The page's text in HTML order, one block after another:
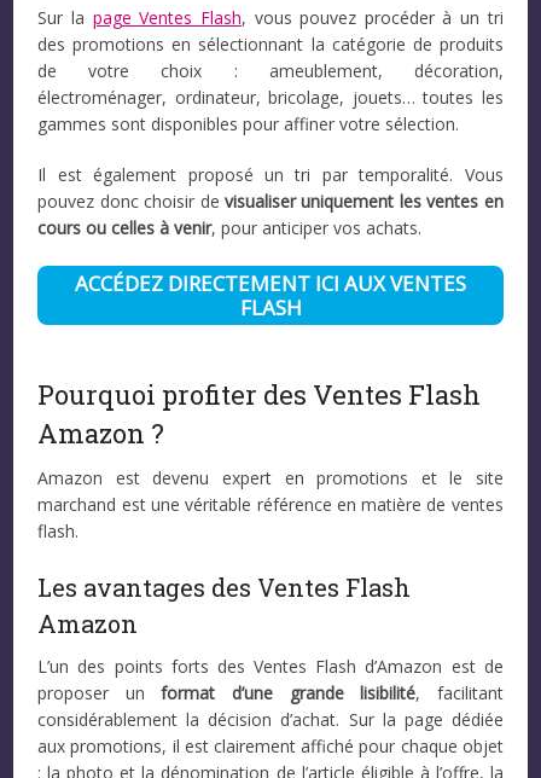
Sur la page Ventes Flash, vous pouvez procéder à un tri
des promotions en sélectionnant la catégorie de produits
de votre choix : ameublement, décoration,
électroménager, ordinateur, bricolage, jouets… toutes les
gammes sont disponibles pour affiner votre sélection.
Il est également proposé un tri par temporalité. Vous
pouvez donc choisir de visualiser uniquement les ventes en
cours ou celles à venir, pour anticiper vos achats.
ACCÉDEZ DIRECTEMENT ICI AUX VENTES
FLASH
Pourquoi profiter des Ventes Flash
Amazon ?
Amazon est devenu expert en promotions et le site
marchand est une véritable référence en matière de ventes
flash.
Les avantages des Ventes Flash
Amazon
L’un des points forts des Ventes Flash d’Amazon est de
proposer unformat d’une grande lisibilité, facilitant
considérablement la décision d’achat. Sur la page dédiée
aux promotions, il est clairement affiché pour chaque objet
: la photo et la dénomination de l’article éligible à l’offre, la